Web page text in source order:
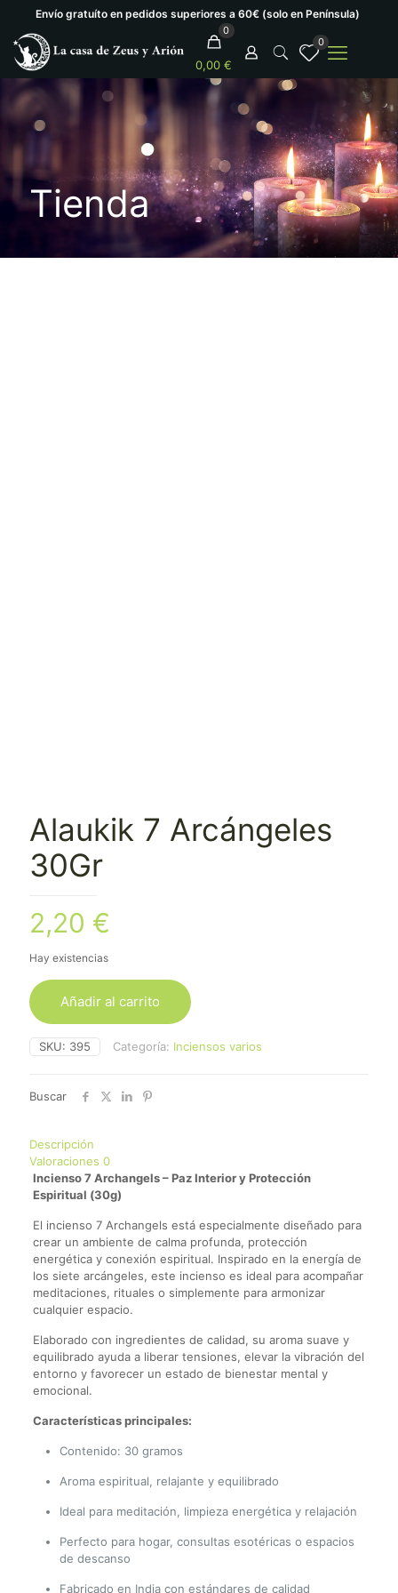
Envío gratuíto en pedidos superiores a 60€ (solo en Península)
0
0,00 €
0
Tienda
Alaukik 7 Arcángeles
30Gr
2,20 €
Hay existencias
Añadir al carrito
SKU: 395 Categoría: Inciensos varios
Buscar
Descripción
Valoraciones 0
Incienso 7 Archangels – Paz Interior y Protección
Espiritual (30g)
El incienso 7 Archangels está especialmente diseñado para
crear un ambiente de calma profunda, protección
energética y conexión espiritual. Inspirado en la energía de
los siete arcángeles, este incienso es ideal para acompañar
meditaciones, rituales o simplemente para armonizar
cualquier espacio.
Elaborado con ingredientes de calidad, su aroma suave y
equilibrado ayuda a liberar tensiones, elevar la vibración del
entorno y favorecer un estado de bienestar mental y
emocional.
Características principales:
Contenido: 30 gramos
Aroma espiritual, relajante y equilibrado
Ideal para meditación, limpieza energética y relajación
Perfecto para hogar, consultas esotéricas o espacios
de descanso
Fabricado en India con estándares de calidad